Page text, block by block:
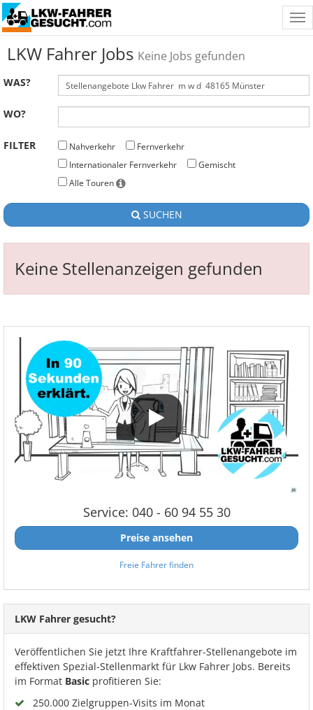
LKW Fahrer Jobs Keine Jobs gefunden
WAS?
WO?
FILTER Nahverkehr
Fernverkehr
Internationaler Fernverkehr
Gemischt
Alle Touren
SUCHEN
Keine Stellenanzeigen gefunden
Service: 040 - 60 94 55 30
Preise ansehen
Freie Fahrer finden
LKW Fahrer gesucht?
Veröffentlichen Sie jetzt Ihre Kraftfahrer-Stellenangebote im
effektiven Spezial-Stellenmarkt für Lkw Fahrer Jobs. Bereits
im Format Basic profitieren Sie:
250.000 Zielgruppen-Visits im Monat